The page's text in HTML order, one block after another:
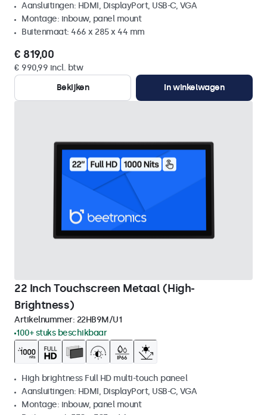
Aansluitingen: HDMI, DisplayPort, USB-C, VGA
Montage: inbouw, panel mount
Buitenmaat: 466 x 285 x 44 mm
€ 819,00
€ 990,99 incl. btw
Bekijken
In winkelwagen
22 Inch Touchscreen Metaal (High-
Brightness)
Artikelnummer: 22HB9M/U1
100+ stuks beschikbaar
High brightness Full HD multi-touch paneel
Aansluitingen: HDMI, DisplayPort, USB-C, VGA
Montage: inbouw, panel mount